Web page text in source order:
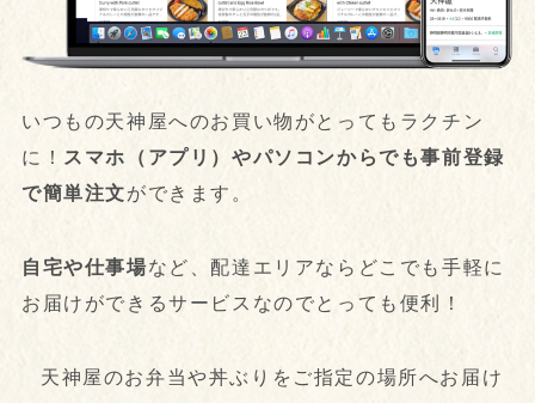
いつもの天神屋へのお買い物がとってもラクチン
に！ スマホ（アプリ）やパソコンからでも事前登録
で簡単注文ができます。
自宅や仕事場など、配達エリアならどこでも手軽に
お届けができるサービスなのでとっても便利！
天神屋のお弁当や丼ぶりをご指定の場所へお届け